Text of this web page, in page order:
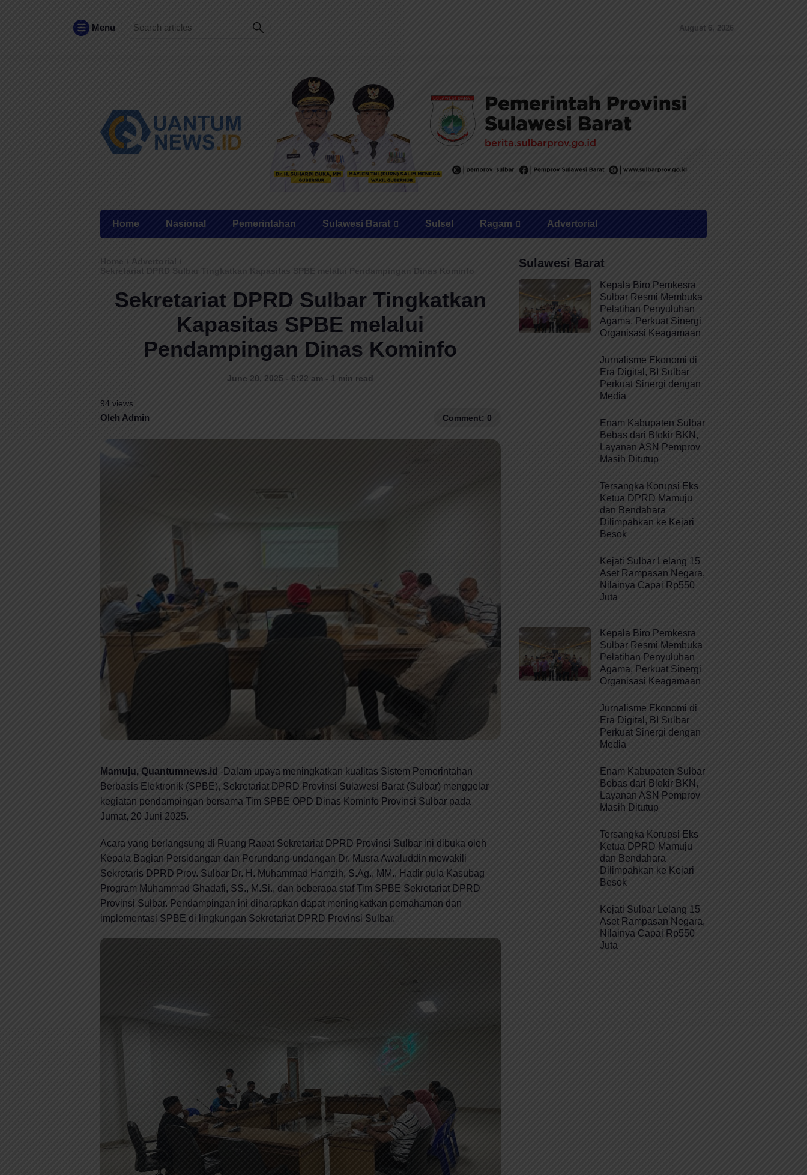
Menu August 6, 2026
Home Nasional Pemerintahan Sulawesi Barat Sulsel Ragam Advertorial
Home / Advertorial /
Sekretariat DPRD Sulbar Tingkatkan Kapasitas SPBE melalui Pendampingan Dinas Kominfo
Sekretariat DPRD Sulbar Tingkatkan
Kapasitas SPBE melalui
Pendampingan Dinas Kominfo
June 20, 2025 - 6:22 am - 1 min read
94 views
Oleh Admin Comment: 0
Mamuju, Quantumnews.id -Dalam upaya meningkatkan kualitas Sistem Pemerintahan
Berbasis Elektronik (SPBE), Sekretariat DPRD Provinsi Sulawesi Barat (Sulbar) menggelar
kegiatan pendampingan bersama Tim SPBE OPD Dinas Kominfo Provinsi Sulbar pada
Jumat, 20 Juni 2025.
Acara yang berlangsung di Ruang Rapat Sekretariat DPRD Provinsi Sulbar ini dibuka oleh
Kepala Bagian Persidangan dan Perundang-undangan Dr. Musra Awaluddin mewakili
Sekretaris DPRD Prov. Sulbar Dr. H. Muhammad Hamzih, S.Ag., MM., Hadir pula Kasubag
Program Muhammad Ghadafi, SS., M.Si., dan beberapa staf Tim SPBE Sekretariat DPRD
Provinsi Sulbar. Pendampingan ini diharapkan dapat meningkatkan pemahaman dan
implementasi SPBE di lingkungan Sekretariat DPRD Provinsi Sulbar.
Sulawesi Barat
Kepala Biro Pemkesra
Sulbar Resmi Membuka
Pelatihan Penyuluhan
Agama, Perkuat Sinergi
Organisasi Keagamaan
Jurnalisme Ekonomi di
Era Digital, BI Sulbar
Perkuat Sinergi dengan
Media
Enam Kabupaten Sulbar
Bebas dari Blokir BKN,
Layanan ASN Pemprov
Masih Ditutup
Tersangka Korupsi Eks
Ketua DPRD Mamuju
dan Bendahara
Dilimpahkan ke Kejari
Besok
Kejati Sulbar Lelang 15
Aset Rampasan Negara,
Nilainya Capai Rp550
Juta
Kepala Biro Pemkesra
Sulbar Resmi Membuka
Pelatihan Penyuluhan
Agama, Perkuat Sinergi
Organisasi Keagamaan
Jurnalisme Ekonomi di
Era Digital, BI Sulbar
Perkuat Sinergi dengan
Media
Enam Kabupaten Sulbar
Bebas dari Blokir BKN,
Layanan ASN Pemprov
Masih Ditutup
Tersangka Korupsi Eks
Ketua DPRD Mamuju
dan Bendahara
Dilimpahkan ke Kejari
Besok
Kejati Sulbar Lelang 15
Aset Rampasan Negara,
Nilainya Capai Rp550
Juta